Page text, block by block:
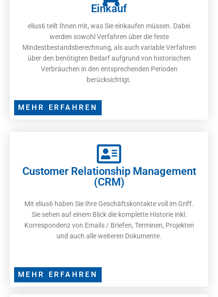
Einkauf
elius6 teilt Ihnen mit, was Sie einkaufen müssen. Dabei
werden sowohl Verfahren über die feste
Mindestbestandsberechnung, als auch variable Verfahren
über den benötigten Bedarf aufgrund von historischen
Verbräuchen in den entsprechenden Perioden
berücksichtigt.
MEHR ERFAHREN
Customer Relationship Management
(CRM)
Mit elius6 haben Sie Ihre Geschäftskontakte voll im Griff.
Sie sehen auf einem Blick die komplette Historie inkl.
Korrespondenz von Emails / Briefen, Terminen, Projekten
und auch alle weiteren Dokumente.
MEHR ERFAHREN